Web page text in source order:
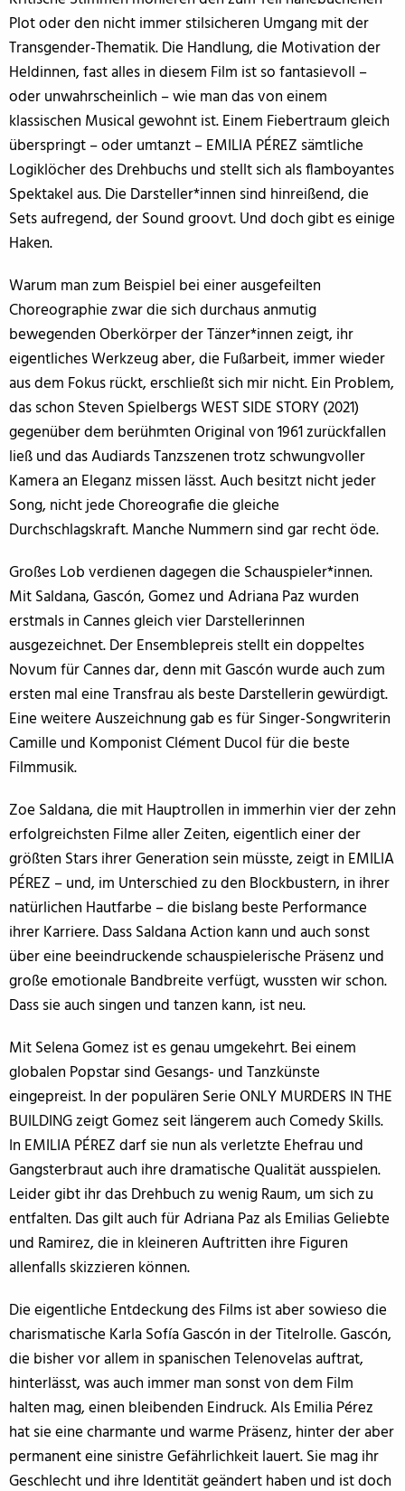
Plot oder den nicht immer stilsicheren Umgang mit der
Transgender-Thematik. Die Handlung, die Motivation der
Heldinnen, fast alles in diesem Film ist so fantasievoll –
oder unwahrscheinlich – wie man das von einem
klassischen Musical gewohnt ist. Einem Fiebertraum gleich
überspringt – oder umtanzt – EMILIA PÉREZ sämtliche
Logiklöcher des Drehbuchs und stellt sich als flamboyantes
Spektakel aus. Die Darsteller*innen sind hinreißend, die
Sets aufregend, der Sound groovt. Und doch gibt es einige
Haken.
Warum man zum Beispiel bei einer ausgefeilten
Choreographie zwar die sich durchaus anmutig
bewegenden Oberkörper der Tänzer*innen zeigt, ihr
eigentliches Werkzeug aber, die Fußarbeit, immer wieder
aus dem Fokus rückt, erschließt sich mir nicht. Ein Problem,
das schon Steven Spielbergs WEST SIDE STORY (2021)
gegenüber dem berühmten Original von 1961 zurückfallen
ließ und das Audiards Tanzszenen trotz schwungvoller
Kamera an Eleganz missen lässt. Auch besitzt nicht jeder
Song, nicht jede Choreografie die gleiche
Durchschlagskraft. Manche Nummern sind gar recht öde.
Großes Lob verdienen dagegen die Schauspieler*innen.
Mit Saldana, Gascón, Gomez und Adriana Paz wurden
erstmals in Cannes gleich vier Darstellerinnen
ausgezeichnet. Der Ensemblepreis stellt ein doppeltes
Novum für Cannes dar, denn mit Gascón wurde auch zum
ersten mal eine Transfrau als beste Darstellerin gewürdigt.
Eine weitere Auszeichnung gab es für Singer-Songwriterin
Camille und Komponist Clément Ducol für die beste
Filmmusik.
Zoe Saldana, die mit Hauptrollen in immerhin vier der zehn
erfolgreichsten Filme aller Zeiten, eigentlich einer der
größten Stars ihrer Generation sein müsste, zeigt in EMILIA
PÉREZ – und, im Unterschied zu den Blockbustern, in ihrer
natürlichen Hautfarbe – die bislang beste Performance
ihrer Karriere. Dass Saldana Action kann und auch sonst
über eine beeindruckende schauspielerische Präsenz und
große emotionale Bandbreite verfügt, wussten wir schon.
Dass sie auch singen und tanzen kann, ist neu.
Mit Selena Gomez ist es genau umgekehrt. Bei einem
globalen Popstar sind Gesangs- und Tanzkünste
eingepreist. In der populären Serie ONLY MURDERS IN THE
BUILDING zeigt Gomez seit längerem auch Comedy Skills.
In EMILIA PÉREZ darf sie nun als verletzte Ehefrau und
Gangsterbraut auch ihre dramatische Qualität ausspielen.
Leider gibt ihr das Drehbuch zu wenig Raum, um sich zu
entfalten. Das gilt auch für Adriana Paz als Emilias Geliebte
und Ramirez, die in kleineren Auftritten ihre Figuren
allenfalls skizzieren können.
Die eigentliche Entdeckung des Films ist aber sowieso die
charismatische Karla Sofía Gascón in der Titelrolle. Gascón,
die bisher vor allem in spanischen Telenovelas auftrat,
hinterlässt, was auch immer man sonst von dem Film
halten mag, einen bleibenden Eindruck. Als Emilia Pérez
hat sie eine charmante und warme Präsenz, hinter der aber
permanent eine sinistre Gefährlichkeit lauert. Sie mag ihr
Geschlecht und ihre Identität geändert haben und ist doch